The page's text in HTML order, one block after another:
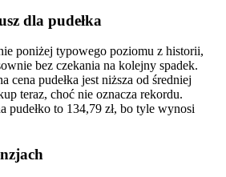
dla pudełka
poniżej typowego poziomu z historii,
bez czekania na kolejny spadek.
cena pudełka jest niższa od średniej
teraz, choć nie oznacza rekordu.
pudełko to 134,79 zł, bo tyle wynosi